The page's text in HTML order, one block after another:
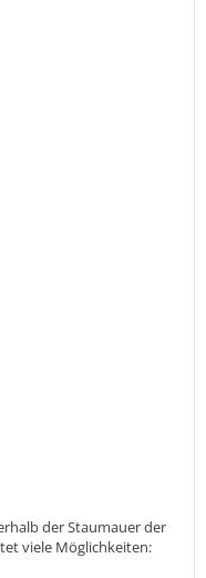
der Staumauer der
viele Möglichkeiten: